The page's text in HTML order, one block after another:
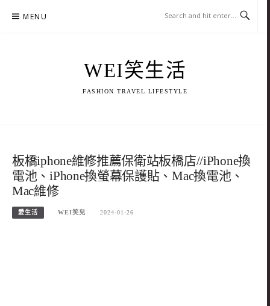
MENU
WEI笑生活
FASHION TRAVEL LIFESTYLE
板橋iphone維修推薦保衛站板橋店//iPhone換
電池、iPhone換螢幕保護貼、Mac換電池、
Mac維修
愛生活 WEI笑兒 2024-01-26